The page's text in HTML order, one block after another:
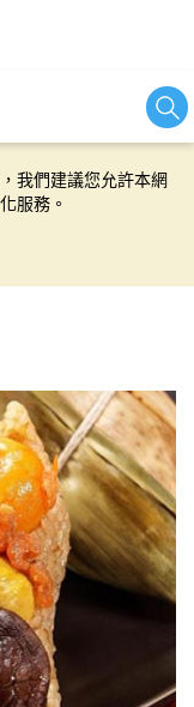
站服務，並有助於為
我們建議您允許本網
服務。